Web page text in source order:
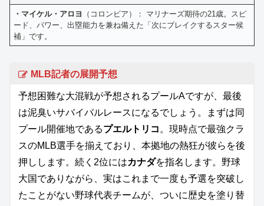
・マイケル・アロヨ
（コロンビア）： マリナーズ期待の21歳。スピ
ード、パワー、出塁能力を兼ね備えた「次にブレイクするスター候
補」です。
MLB記者の展開予想
予想困難な大混戦が予想されるプールAですが、最後
は泥臭いサバイバルレースになるでしょう。まずは同
プール開催地であるプエルトリコ 。現時点で最強クラ
スのMLB選手を揃えており、本拠地の熱狂が彼らを後
押しします。続く2位にはカナダを指名します。野球
大国でありながら、実はこれまで一度も予選を突破し
たことがない野球代表チームが、ついに歴史を塗り替